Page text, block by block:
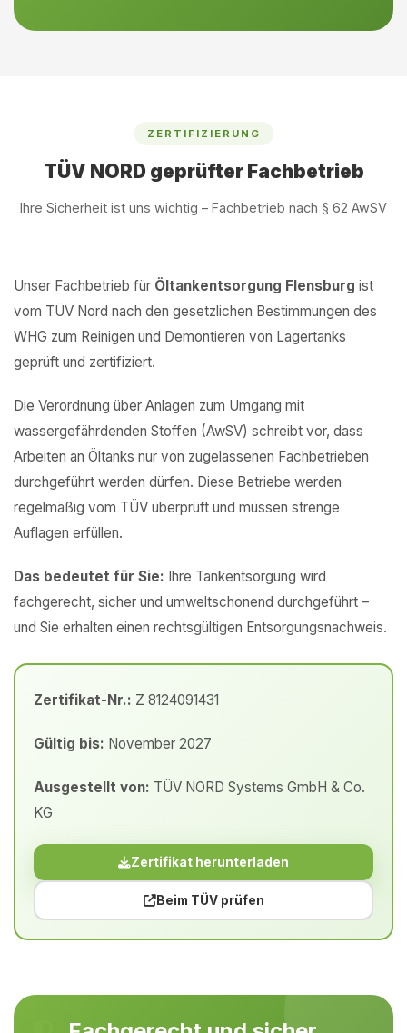
ZERTIFIZIERUNG
TÜV NORD geprüfter Fachbetrieb
Ihre Sicherheit ist uns wichtig – Fachbetrieb nach § 62 AwSV
Unser Fachbetrieb für Öltankentsorgung Flensburg ist
vom TÜV Nord nach den gesetzlichen Bestimmungen des
WHG zum Reinigen und Demontieren von Lagertanks
geprüft und zertifiziert.
Die Verordnung über Anlagen zum Umgang mit
wassergefährdenden Stoffen (AwSV) schreibt vor, dass
Arbeiten an Öltanks nur von zugelassenen Fachbetrieben
durchgeführt werden dürfen. Diese Betriebe werden
regelmäßig vom TÜV überprüft und müssen strenge
Auflagen erfüllen.
Das bedeutet für Sie: Ihre Tankentsorgung wird
fachgerecht, sicher und umweltschonend durchgeführt –
und Sie erhalten einen rechtsgültigen Entsorgungsnachweis.
Zertifikat-Nr.: Z 8124091431
Gültig bis: November 2027
Ausgestellt von: TÜV NORD Systems GmbH & Co.
KG
Zertifikat herunterladen
Beim TÜV prüfen